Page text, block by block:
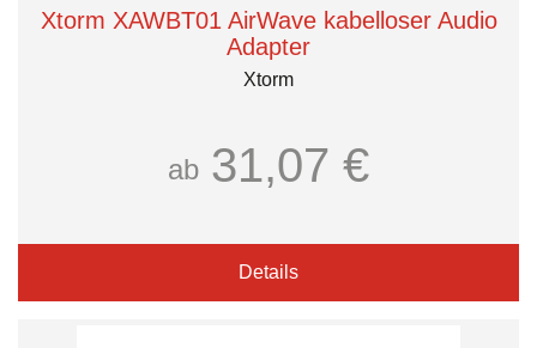
Xtorm XAWBT01 AirWave kabelloser Audio
Adapter
Xtorm
ab 31,07 €
Details